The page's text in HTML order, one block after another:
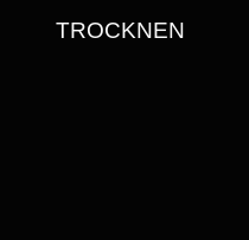
H
TROCKNEN